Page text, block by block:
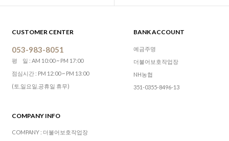
CUSTOMER CENTER
053-983-8051
평 일 : AM 10:00 ~ PM 17:00
점심시간 : PM 12:00 ~ PM 13:00
(토,일요일,공휴일 휴무)
BANK ACCOUNT
예금주명
더불어보호작업장
NH농협
351-0355-8496-13
COMPANY INFO
COMPANY : 더불어보호작업장